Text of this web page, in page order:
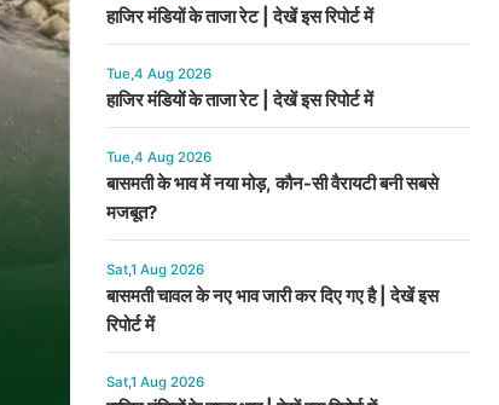
हाजिर मंडियों के ताजा रेट | देखें इस रिपोर्ट में
Tue,4 Aug 2026
हाजिर मंडियों के ताजा रेट | देखें इस रिपोर्ट में
Tue,4 Aug 2026
बासमती के भाव में नया मोड़, कौन-सी वैरायटी बनी सबसे
मजबूत?
Sat,1 Aug 2026
बासमती चावल के नए भाव जारी कर दिए गए है | देखें इस
रिपोर्ट में
Sat,1 Aug 2026